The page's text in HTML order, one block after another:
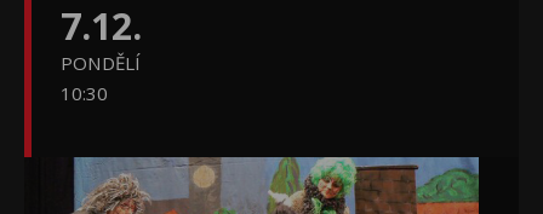
7.12.
PONDĚLÍ
10:30